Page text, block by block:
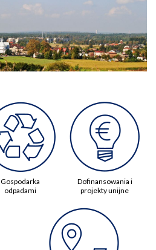
Gospodarka
odpadami
Dofinansowania i
projekty unijne